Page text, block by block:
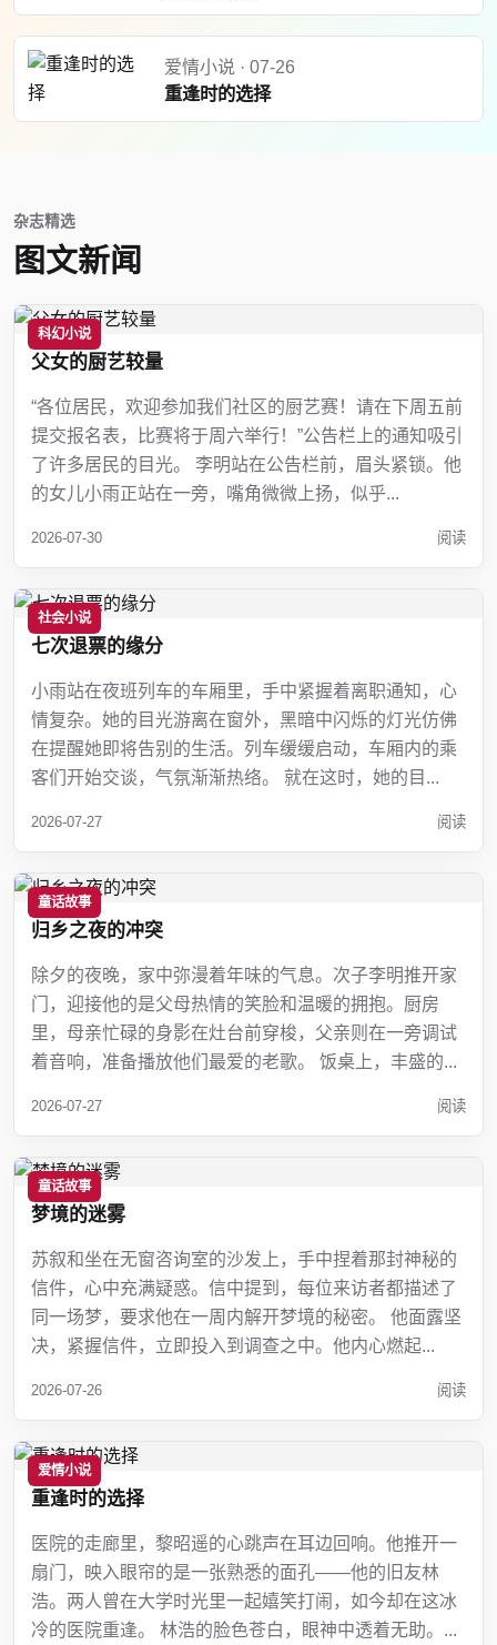
爱情小说 · 07-26
重逢时的选择
杂志精选
图文新闻
科幻小说
父女的厨艺较量
“各位居民，欢迎参加我们社区的厨艺赛！请在下周五前
提交报名表，比赛将于周六举行！”公告栏上的通知吸引
了许多居民的目光。 李明站在公告栏前，眉头紧锁。他
的女儿小雨正站在一旁，嘴角微微上扬，似乎...
2026-07-30 阅读
社会小说
七次退票的缘分
小雨站在夜班列车的车厢里，手中紧握着离职通知，心
情复杂。她的目光游离在窗外，黑暗中闪烁的灯光仿佛
在提醒她即将告别的生活。列车缓缓启动，车厢内的乘
客们开始交谈，气氛渐渐热络。 就在这时，她的目...
2026-07-27 阅读
童话故事
归乡之夜的冲突
除夕的夜晚，家中弥漫着年味的气息。次子李明推开家
门，迎接他的是父母热情的笑脸和温暖的拥抱。厨房
里，母亲忙碌的身影在灶台前穿梭，父亲则在一旁调试
着音响，准备播放他们最爱的老歌。 饭桌上，丰盛的...
2026-07-27 阅读
童话故事
梦境的迷雾
苏叙和坐在无窗咨询室的沙发上，手中捏着那封神秘的
信件，心中充满疑惑。信中提到，每位来访者都描述了
同一场梦，要求他在一周内解开梦境的秘密。 他面露坚
决，紧握信件，立即投入到调查之中。他内心燃起...
2026-07-26 阅读
爱情小说
重逢时的选择
医院的走廊里，黎昭遥的心跳声在耳边回响。他推开一
扇门，映入眼帘的是一张熟悉的面孔——他的旧友林
浩。两人曾在大学时光里一起嬉笑打闹，如今却在这冰
冷的医院重逢。 林浩的脸色苍白，眼神中透着无助。...